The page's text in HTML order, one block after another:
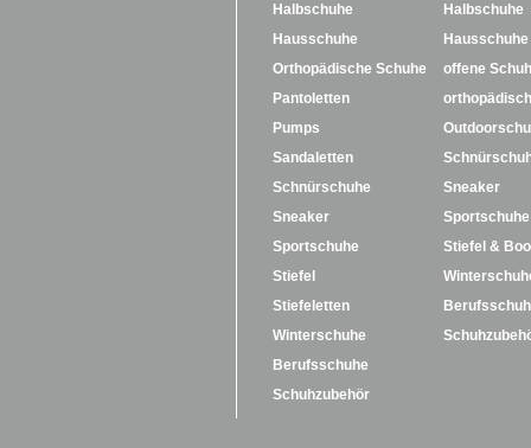
Halbschuhe
Hausschuhe
Orthopädische Schuhe
Pantoletten
Pumps
Sandaletten
Schnürschuhe
Sneaker
Sportschuhe
Stiefel
Stiefeletten
Winterschuhe
Berufsschuhe
Schuhzubehör
Halbschuhe
Hausschuhe
offene
Sneaker
Sportschuhe
Stiefel &